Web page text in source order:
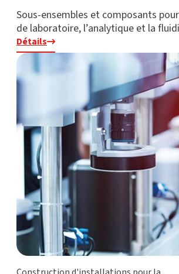
Sous-ensembles et composants
de laboratoire, l’analytique et la
Détails